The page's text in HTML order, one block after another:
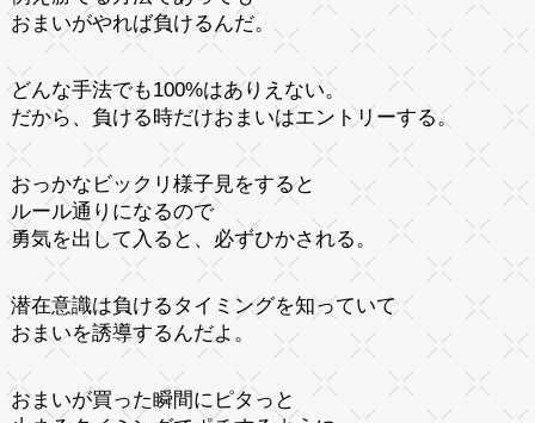
おまいがやれば負けるんだ。
どんな手法でも100%はありえない。
だから、負ける時だけおまいはエントリーする。
おっかなビックリ様子見をすると
ルール通りになるので
勇気を出して入ると、必ずひかされる。
潜在意識は負けるタイミングを知っていて
おまいを誘導するんだよ。
おまいが買った瞬間にピタっと